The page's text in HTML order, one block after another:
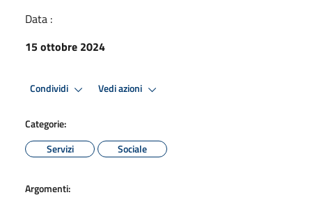
Data :
15 ottobre 2024
Condividi Vedi azioni
Categorie:
Servizi
Sociale
Argomenti: